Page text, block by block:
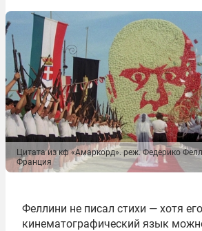
Цитата из кф «Амаркорд». реж. Федерико
Франция
Феллини не писал стихи — хотя его
кинематографический язык